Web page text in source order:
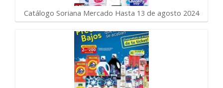
Catálogo Soriana Mercado Hasta 13 de agosto 2024